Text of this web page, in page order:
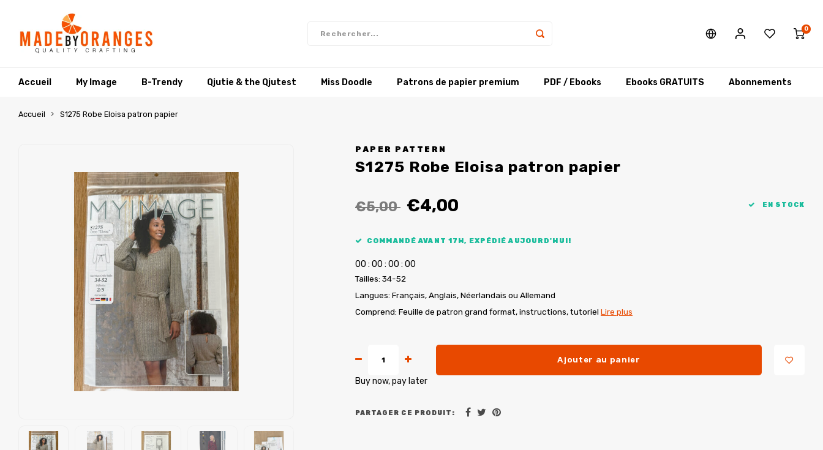
0
Accueil My Image B-Trendy Qjutie & the Qjutest Miss Doodle Patrons de papier premium PDF / Ebooks Ebooks GRATUITS Abonnements
Accueil S1275 Robe Eloisa patron papier
PAPER PATTERN
S1275 Robe Eloisa patron papier
€5,00 €4,00 EN STOCK
COMMANDÉ AVANT 17H, EXPÉDIÉ AUJOURD'HUI!
00 : 00 : 00 : 00
Tailles: 34-52
Langues: Français, Anglais, Néerlandais ou Allemand
Comprend: Feuille de patron grand format, instructions, tutoriel Lire plus
Ajouter au panier
Buy now, pay later
PARTAGER CE PRODUIT: